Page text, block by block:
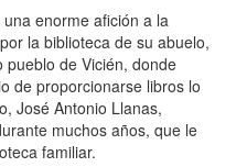
enorme afición a la
la biblioteca de su abuelo,
pueblo de Vicién, donde
de proporcionarse libros lo
José Antonio Llanas,
muchos años, que le
familiar.